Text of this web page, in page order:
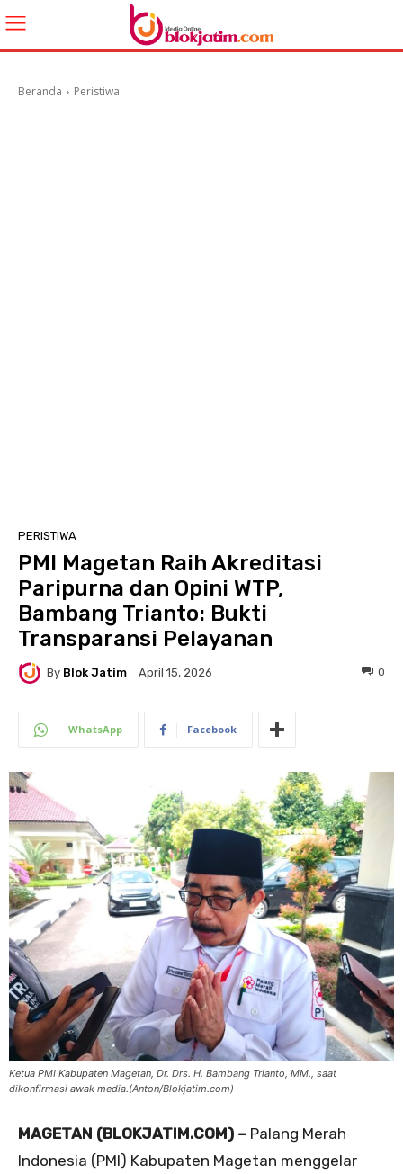
Beranda Peristiwa
PERISTIWA
PMI Magetan Raih Akreditasi
Paripurna dan Opini WTP,
Bambang Trianto: Bukti
Transparansi Pelayanan
By Blok Jatim April 15, 2026 0
WhatsApp Facebook
Ketua PMI Kabupaten Magetan, Dr. Drs. H. Bambang Trianto, MM., saat
dikonfirmasi awak media.(Anton/Blokjatim.com)
MAGETAN (BLOKJATIM.COM) – Palang Merah
Indonesia (PMI) Kabupaten Magetan menggelar